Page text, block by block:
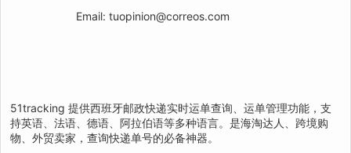
Email: tuopinion@correos.com
51tracking 提供西班牙邮政快递实时运单查询、运单管理功能，支
持英语、法语、德语、阿拉伯语等多种语言。是海淘达人、跨境购
物、外贸卖家，查询快递单号的必备神器。